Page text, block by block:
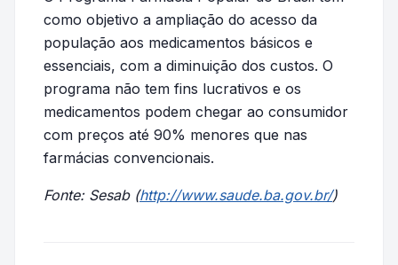
como objetivo a ampliação do acesso da
população aos medicamentos básicos e
essenciais, com a diminuição dos custos. O
programa não tem fins lucrativos e os
medicamentos podem chegar ao consumidor
com preços até 90% menores que nas
farmácias convencionais.
Fonte: Sesab (http://www.saude.ba.gov.br/)